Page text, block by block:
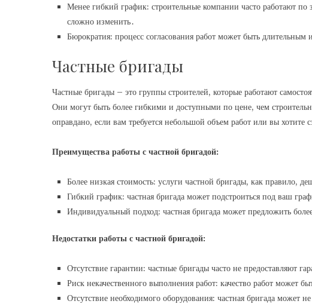
Менее гибкий график: строительные компании часто работают
сложно изменить․
Бюрократия: процесс согласования работ может быть длительным
Частные бригады
Частные бригады – это группы строителей, которые работают
Они могут быть более гибкими и доступными по цене, чем
оправдано, если вам требуется небольшой объем работ или вы хотите
Преимущества работы с частной бригадой:
Более низкая стоимость: услуги частной бригады, как правило,
Гибкий график: частная бригада может подстроиться под ваш
Индивидуальный подход: частная бригада может предложить
Недостатки работы с частной бригадой:
Отсутствие гарантии: частные бригады часто не предоставляют
Риск некачественного выполнения работ: качество работ может
Отсутствие необходимого оборудования: частная бригада может